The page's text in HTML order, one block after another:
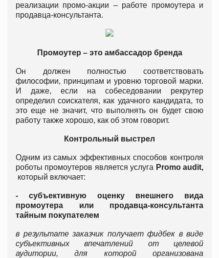
реализации промо-акции – работе промоутера и
продавца-консультанта.
Промоутер – это амбассадор бренда
Он должен полностью соответствовать
философии, принципам и уровню торговой марки.
И даже, если на собеседовании рекрутер
определил соискателя, как удачного кандидата, то
это еще не значит, что выполнять он будет свою
работу также хорошо, как об этом говорит.
Контрольный выстрел
Одним из самых эффективных способов контроля
роботы промоутеров является услуга Promo audit,
который включает:
- субъективную оценку внешнего вида
промоутера или продавца-консультанта
тайным покупателем
в результате заказчик получает фидбек в виде
субъективных впечатлений от целевой
аудитории, для которой организована